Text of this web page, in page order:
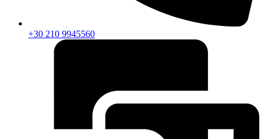
+30 210 9945560